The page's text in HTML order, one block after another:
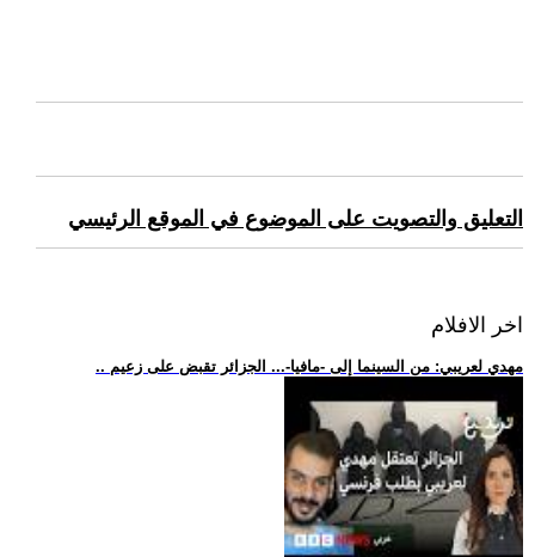
التعليق والتصويت على الموضوع في الموقع الرئيسي
اخر الافلام
.. مهدي لعريبي: من السينما إلى -مافيا-... الجزائر تقبض على زعيم